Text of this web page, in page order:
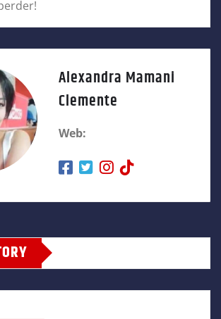
Alexandra Mamani
Clemente
Web: